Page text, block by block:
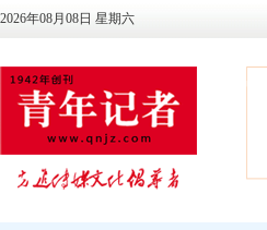
2026年08月08日 星期六